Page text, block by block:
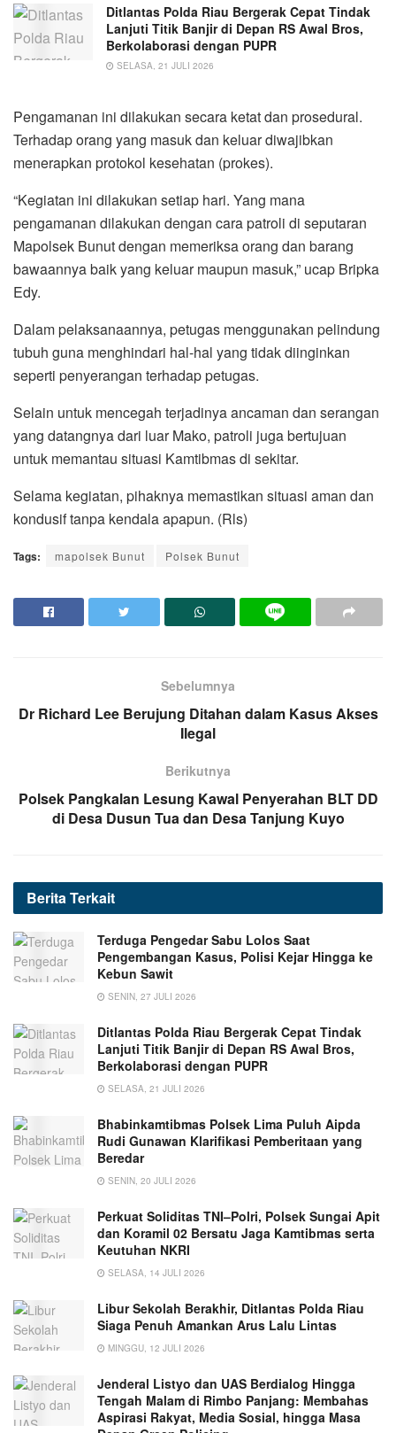
Ditlantas Polda Riau Bergerak Cepat Tindak
Lanjuti Titik Banjir di Depan RS Awal Bros,
Berkolaborasi dengan PUPR
SELASA, 21 JULI 2026
Pengamanan ini dilakukan secara ketat dan prosedural.
Terhadap orang yang masuk dan keluar diwajibkan
menerapkan protokol kesehatan (prokes).
“Kegiatan ini dilakukan setiap hari. Yang mana
pengamanan dilakukan dengan cara patroli di seputaran
Mapolsek Bunut dengan memeriksa orang dan barang
bawaannya baik yang keluar maupun masuk,” ucap Bripka
Edy.
Dalam pelaksanaannya, petugas menggunakan pelindung
tubuh guna menghindari hal-hal yang tidak diinginkan
seperti penyerangan terhadap petugas.
Selain untuk mencegah terjadinya ancaman dan serangan
yang datangnya dari luar Mako, patroli juga bertujuan
untuk memantau situasi Kamtibmas di sekitar.
Selama kegiatan, pihaknya memastikan situasi aman dan
kondusif tanpa kendala apapun. (Rls)
Tags: mapolsek Bunut Polsek Bunut
Sebelumnya
Dr Richard Lee Berujung Ditahan dalam Kasus Akses
Ilegal
Berikutnya
Polsek Pangkalan Lesung Kawal Penyerahan BLT DD
di Desa Dusun Tua dan Desa Tanjung Kuyo
Berita Terkait
Terduga Pengedar Sabu Lolos Saat
Pengembangan Kasus, Polisi Kejar Hingga ke
Kebun Sawit
SENIN, 27 JULI 2026
Ditlantas Polda Riau Bergerak Cepat Tindak
Lanjuti Titik Banjir di Depan RS Awal Bros,
Berkolaborasi dengan PUPR
SELASA, 21 JULI 2026
Bhabinkamtibmas Polsek Lima Puluh Aipda
Rudi Gunawan Klarifikasi Pemberitaan yang
Beredar
SENIN, 20 JULI 2026
Perkuat Soliditas TNI–Polri, Polsek Sungai Apit
dan Koramil 02 Bersatu Jaga Kamtibmas serta
Keutuhan NKRI
SELASA, 14 JULI 2026
Libur Sekolah Berakhir, Ditlantas Polda Riau
Siaga Penuh Amankan Arus Lalu Lintas
MINGGU, 12 JULI 2026
Jenderal Listyo dan UAS Berdialog Hingga
Tengah Malam di Rimbo Panjang: Membahas
Aspirasi Rakyat, Media Sosial, hingga Masa